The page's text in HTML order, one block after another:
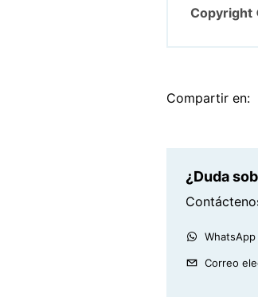
Copyright
Compartir en:
¿Duda
WhatsApp
Correo